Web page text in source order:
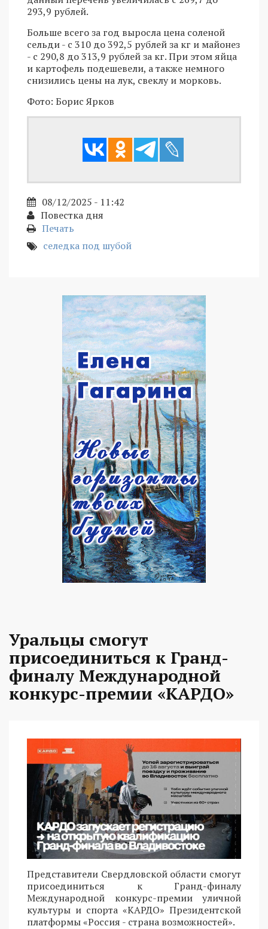
293,9 рублей.
Больше всего за год выросла цена соленой
сельди - с 310 до 392,5 рублей за кг и майонез
- с 290,8 до 313,9 рублей за кг. При этом яйца
и картофель подешевели, а также немного
снизились цены на лук, свеклу и морковь.
Фото: Борис Ярков
08/12/2025 - 11:42
Повестка дня
Печать
селедка под шубой
Уральцы смогут
присоединиться к Гранд-
финалу Международной
конкурс-премии «КАРДО»
Представители Свердловской области смогут
присоединиться к Гранд-финалу
Международной конкурс-премии уличной
культуры и спорта «КАРДО» Президентской
платформы «Россия - страна возможностей».